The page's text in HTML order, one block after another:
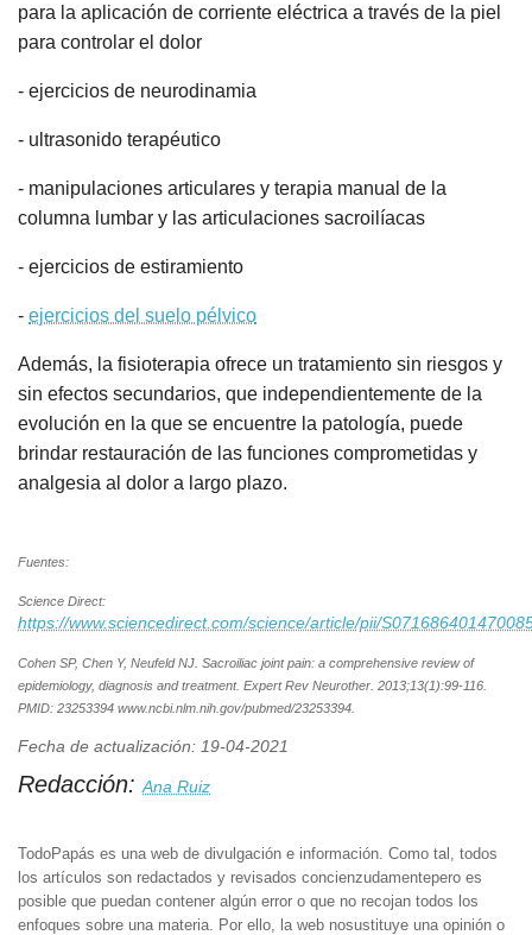
para la aplicación de corriente eléctrica a través de la piel
para controlar el dolor
- ejercicios de neurodinamia
- ultrasonido terapéutico
- manipulaciones articulares y terapia manual de la
columna lumbar y las articulaciones sacroilíacas
- ejercicios de estiramiento
- ejercicios del suelo pélvico
Además, la fisioterapia ofrece un tratamiento sin riesgos y
sin efectos secundarios, que independientemente de la
evolución en la que se encuentre la patología, puede
brindar restauración de las funciones comprometidas y
analgesia al dolor a largo plazo.
Fuentes:
Science Direct:
https://www.sciencedirect.com/science/article/pii/
Cohen SP, Chen Y, Neufeld NJ. Sacroiliac joint pain: a comprehensive review of
epidemiology, diagnosis and treatment. Expert Rev Neurother. 2013;13(1):99-116.
PMID: 23253394 www.ncbi.nlm.nih.gov/pubmed/23253394.
Fecha de actualización: 19-04-2021
Redacción: Ana Ruiz
TodoPapás es una web de divulgación e información. Como tal, todos
los artículos son redactados y revisados concienzudamentepero es
posible que puedan contener algún error o que no recojan todos los
enfoques sobre una materia. Por ello, la web nosustituye una opinión o